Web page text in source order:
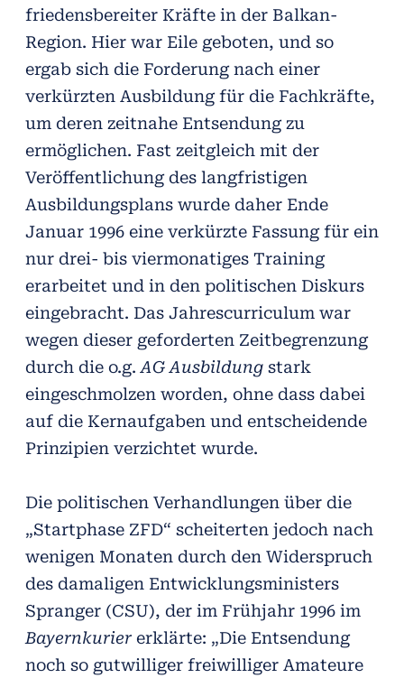
friedensbereiter Kräfte in der Balkan-
Region. Hier war Eile geboten, und so
ergab sich die Forderung nach einer
verkürzten Ausbildung für die Fachkräfte,
um deren zeitnahe Entsendung zu
ermöglichen. Fast zeitgleich mit der
Veröffentlichung des langfristigen
Ausbildungsplans wurde daher Ende
Januar 1996 eine verkürzte Fassung für ein
nur drei- bis viermonatiges Training
erarbeitet und in den politischen Diskurs
eingebracht. Das Jahrescurriculum war
wegen dieser geforderten Zeitbegrenzung
durch die o.g.AG Ausbildungstark
eingeschmolzen worden, ohne dass dabei
auf die Kernaufgaben und entscheidende
Prinzipien verzichtet wurde.
Die politischen Verhandlungen über die
„Startphase ZFD“ scheiterten jedoch nach
wenigen Monaten durch den Widerspruch
des damaligen Entwicklungsministers
Spranger (CSU), der im Frühjahr 1996 im
Bayernkuriererklärte: „Die Entsendung
noch so gutwilliger freiwilliger Amateure